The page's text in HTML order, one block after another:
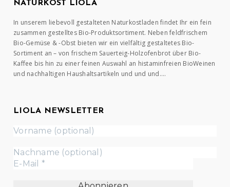
NATURKOST LIOLA
In unserem liebevoll gestalteten Naturkostladen findet Ihr ein fein
zusammen gestelltes Bio-Produktsortiment. Neben feldfrischem
Bio-Gemüse & -Obst bieten wir ein vielfältig gestaltetes Bio-
Sortiment an – von frischem Sauerteig-Holzofenbrot über Bio-
Kaffee bis hin zu einer feinen Auswahl an histaminfreien BioWeinen
und nachhaltigen Haushaltsartikeln und und und….
LIOLA NEWSLETTER